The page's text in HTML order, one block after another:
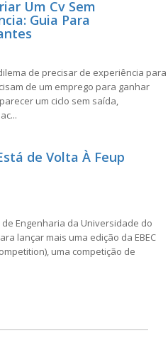
Um Cv Sem
Guia Para
de precisar de experiência para
de um emprego para ganhar
um ciclo sem saída,
de Volta À Feup
de Engenharia da Universidade do
lançar mais uma edição da EBEC
uma competição de